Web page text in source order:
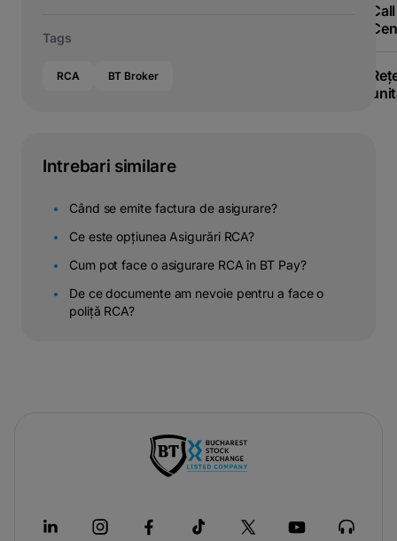
Call
Tags
RCA BT Broker
Intrebari similare
Când se emite factura de asigurare?
Ce este opțiunea Asigurări RCA?
Cum pot face o asigurare RCA în BT Pay?
De ce documente am nevoie pentru a face o
poliță RCA?
a